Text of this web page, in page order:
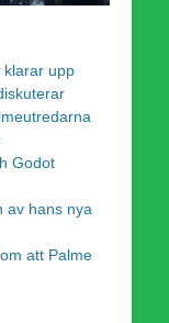
klarar upp
Godot
av hans nya
att Palme